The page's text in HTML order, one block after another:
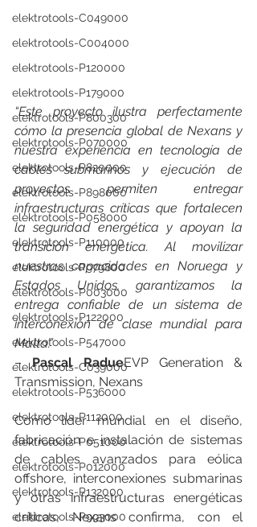
elektrotools-C049000
elektrotools-C004000
elektrotools-P120000
elektrotools-P179000
elektrotools-P800300
elektrotools-P070000
elektrotools-P820000
elektrotools-P898000
elektrotools-P058000
elektrotools-P110000
elektrotools-P979800
elektrotools-P003000
elektrotools-P122000
elektrotools-P547000
elektrotools-C039000
elektrotools-P536000
elektrotools-P112000
elektrotools-P051000
elektrotools-P012000
elektrotools-P132000
elektrotools-P993000
“Este proyecto ilustra perfectamente
cómo la presencia global de Nexans y
nuestra experiencia en tecnología de
cables submarinos y ejecución de
proyectos permiten entregar
infraestructuras críticas que fortalecen
la seguridad energética y apoyan la
transición energética. Al movilizar
nuestras capacidades en Noruega y
Estados Unidos, garantizamos la
entrega confiable de un sistema de
interconexión de clase mundial para
Malta.”
– Pascal RadueEVP Generation &
Transmission, Nexans
Como líder mundial en el diseño,
fabricación e instalación de sistemas
de cables avanzados para eólica
offshore, interconexiones submarinas
y otras infraestructuras energéticas
críticas, Nexans confirma, con el